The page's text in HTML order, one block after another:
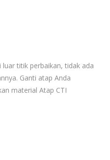
titik perbaikan, tidak ada
Ganti atap Anda
material Atap CTI